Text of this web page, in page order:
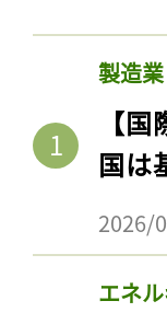
製造業
【
国は
2026/
エネ